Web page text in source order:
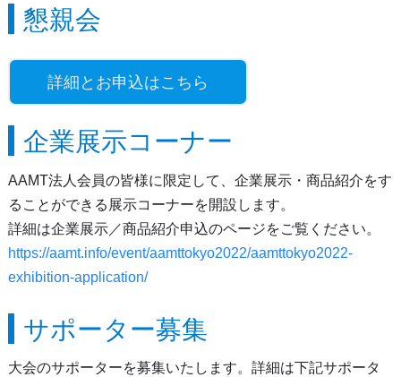
懇親会
詳細とお申込はこちら
企業展示コーナー
AAMT法人会員の皆様に限定して、企業展示・商品紹介をす
ることができる展示コーナーを開設します。
詳細は企業展示／商品紹介申込のページをご覧ください。
https://aamt.info/event/aamttokyo2022/aamttokyo2022-
exhibition-application/
サポーター募集
大会のサポーターを募集いたします。詳細は下記サポータ